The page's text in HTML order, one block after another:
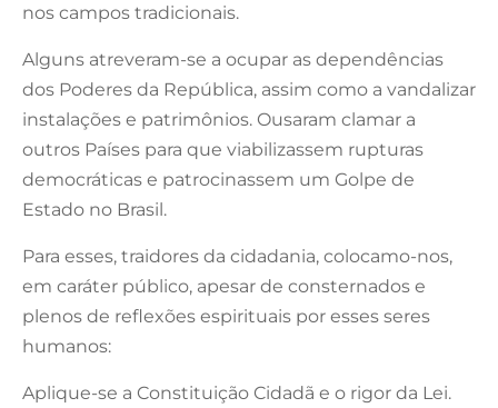
nos campos tradicionais.
Alguns atreveram-se a ocupar as dependências
dos Poderes da República, assim como a vandalizar
instalações e patrimônios. Ousaram clamar a
outros Países para que viabilizassem rupturas
democráticas e patrocinassem um Golpe de
Estado no Brasil.
Para esses, traidores da cidadania, colocamo-nos,
em caráter público, apesar de consternados e
plenos de reflexões espirituais por esses seres
humanos:
Aplique-se a Constituição Cidadã e o rigor da Lei.